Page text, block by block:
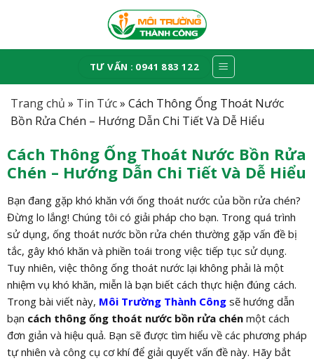
TƯ VẤN : 0941 883 122
Trang chủ » Tin Tức» Cách Thông Ống Thoát Nước
Bồn Rửa Chén – Hướng Dẫn Chi Tiết Và Dễ Hiểu
Cách Thông Ống Thoát Nước Bồn Rửa
Chén – Hướng Dẫn Chi Tiết Và Dễ Hiểu
Bạn đang gặp khó khăn với ống thoát nước của bồn rửa chén?
Đừng lo lắng! Chúng tôi có giải pháp cho bạn. Trong quá trình
sử dụng, ống thoát nước bồn rửa chén thường gặp vấn đề bị
tắc, gây khó khăn và phiền toái trong việc tiếp tục sử dụng.
Tuy nhiên, việc thông ống thoát nước lại không phải là một
nhiệm vụ khó khăn, miễn là bạn biết cách thực hiện đúng cách.
Trong bài viết này, Môi Trường Thành Côngsẽ hướng dẫn
bạn cách thông ống thoát nước bồn rửa chénmột cách
đơn giản và hiệu quả. Bạn sẽ được tìm hiểu về các phương pháp
tự nhiên và công cụ cơ khí để giải quyết vấn đề này. Hãy bắt